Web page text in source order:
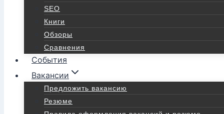
SEO
Книги
Обзоры
Сравнения
События
Вакансии
Предложить вакансию
Резюме